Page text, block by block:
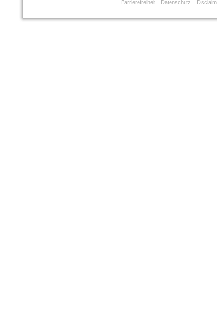
Barrierefreiheit Datenschutz